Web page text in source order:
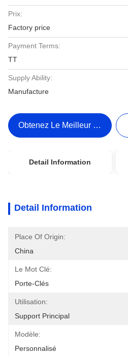
Prix:
Factory price
Payment Terms:
TT
Supply Ability:
Manufacture
Obtenez Le Meilleur Prix
Detail Information
Detail Information
Place Of Origin:
China
Le Mot Clé:
Porte-Clés
Utilisation:
Support Principal
Modèle:
Personnalisé